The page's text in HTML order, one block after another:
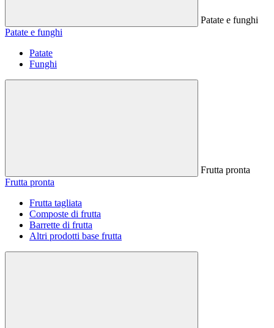
Patate e funghi
Patate e funghi
Patate
Funghi
Frutta pronta
Frutta pronta
Frutta tagliata
Composte di frutta
Barrette di frutta
Altri prodotti base frutta